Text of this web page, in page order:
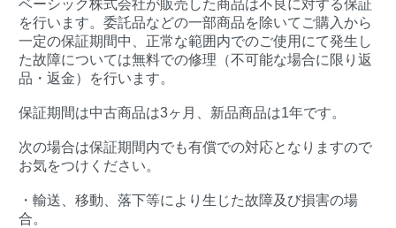
ベーシック株式会社が販売した商品は不良に対する保証
を行います。委託品などの一部商品を除いてご購入から
一定の保証期間中、正常な範囲内でのご使用にて発生し
た故障については無料での修理（不可能な場合に限り返
品・返金）を行います。
保証期間は中古商品は3ヶ月、新品商品は1年です。
次の場合は保証期間内でも有償での対応となりますので
お気をつけください。
・輸送、移動、落下等により生じた故障及び損害の場
合。